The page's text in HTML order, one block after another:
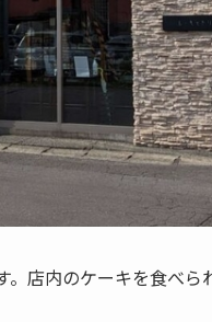
店内のケーキを食べら